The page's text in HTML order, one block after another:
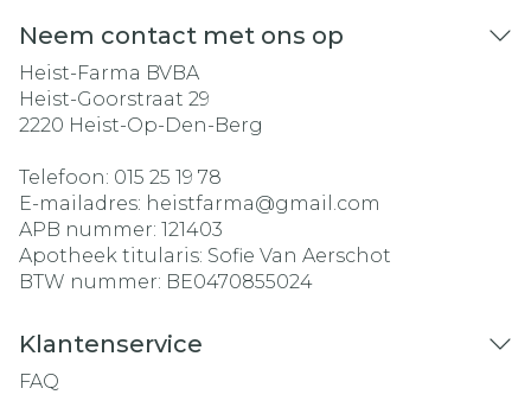
Neem contact met ons op
Heist-Farma BVBA
Heist-Goorstraat 29
2220 Heist-Op-Den-Berg
Telefoon: 015 25 19 78
E-mailadres: heistfarma@gmail.com
APB nummer: 121403
Apotheek titularis: Sofie Van Aerschot
BTW nummer: BE0470855024
Klantenservice
FAQ